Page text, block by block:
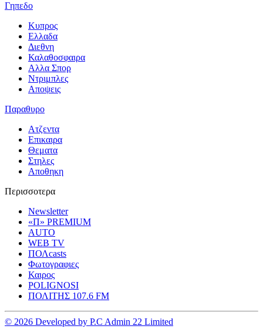
Γηπεδο
Κυπρος
Ελλαδα
Διεθνη
Καλαθοσφαιρα
Αλλα Σπορ
Ντριμπλες
Αποψεις
Παραθυρο
Ατζεντα
Επικαιρα
Θεματα
Στηλες
Αποθηκη
Περισσοτερα
Newsletter
«Π» PREMIUM
AUTO
WEB TV
ΠΟΛcasts
Φωτογραφιες
Καιρος
POLIGNOSI
ΠΟΛΙΤΗΣ 107.6 FM
© 2026 Developed by P.C Admin 22 Limited